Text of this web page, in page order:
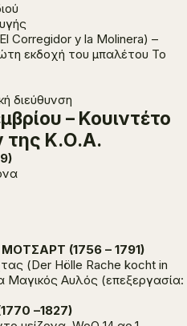
Corregidor y la Molinera) –
εκδοχή του μπαλέτου Το
διεύθυνση
– Κουιντέτο
της Κ.Ο.Α.
(1756 – 1791)
(Der Hölle Rache kocht in
Μαγικός Αυλός (επεξεργασία:
–1827)